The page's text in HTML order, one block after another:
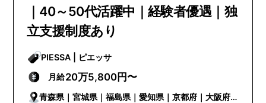
｜40～50代活躍中｜経験者優遇｜独
立支援制度あり
PIESSA | ピエッサ
月給20万5,800円〜
青森県｜宮城県｜福島県｜愛知県｜京都府｜大阪府